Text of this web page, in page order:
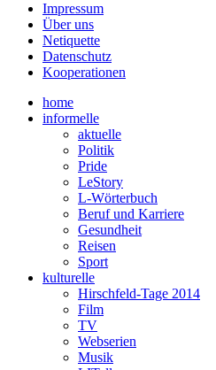
Impressum
Über uns
Netiquette
Datenschutz
Kooperationen
home
informelle
aktuelle
Politik
Pride
LeStory
L-Wörterbuch
Beruf und Karriere
Gesundheit
Reisen
Sport
kulturelle
Hirschfeld-Tage 2014
Film
TV
Webserien
Musik